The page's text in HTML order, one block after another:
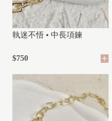
執迷不悟 • 中長項鍊
$750